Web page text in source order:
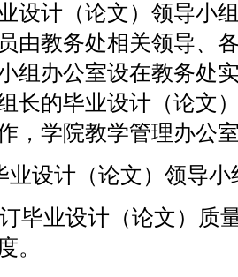
设计（论文）领导小
由教务处相关领导、
组办公室设在教务处
长的毕业设计（论文
，学院教学管理办公
设计（论文）领导小
订毕业设计（论文）质
。